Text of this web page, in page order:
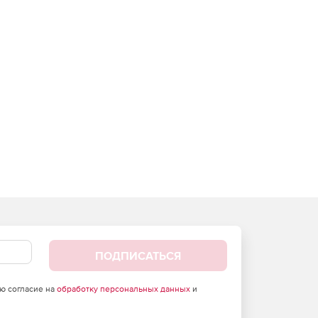
ПОДПИСАТЬСЯ
согласие на обработку персональных данныхи